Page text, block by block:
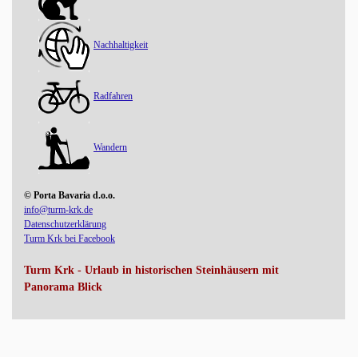
Nachhaltigkeit
Radfahren
Wandern
© Porta Bavaria d.o.o.
info@turm-krk.de
Datenschutzerklärung
Turm Krk bei Facebook
Turm Krk - Urlaub in historischen Steinhäusern mit
Panorama Blick